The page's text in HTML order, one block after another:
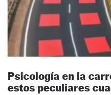
Psicología en la
estos peculiares